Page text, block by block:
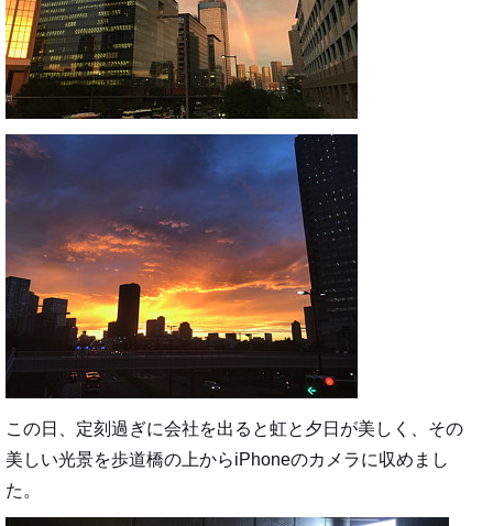
この日、定刻過ぎに会社を出ると虹と夕日が美しく、その
美しい光景を歩道橋の上からiPhoneのカメラに収めまし
た。